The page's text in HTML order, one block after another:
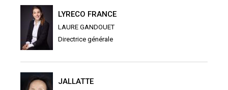
LYRECO FRANCE
LAURE GANDOUET
Directrice générale
JALLATTE